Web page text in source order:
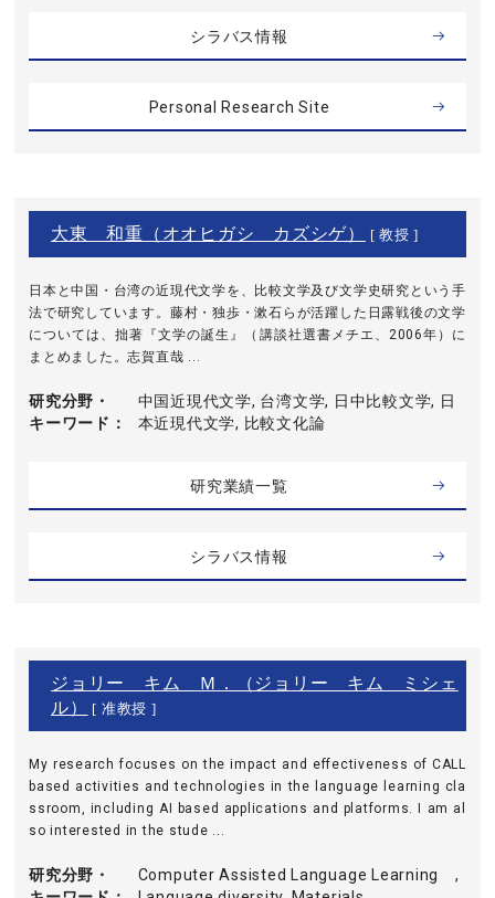
シラバス情報
Personal Research Site
大東 和重（オオヒガシ カズシゲ） [ 教授 ]
日本と中国・台湾の近現代文学を、比較文学及び文学史研究という手
法で研究しています。藤村・独歩・漱石らが活躍した日露戦後の文学
については、拙著『文学の誕生』（講談社選書メチエ、2006年）に
まとめました。志賀直哉 ...
研究分野・
キーワード
中国近現代文学, 台湾文学, 日中比較文学, 日
本近現代文学, 比較文化論
研究業績一覧
シラバス情報
ジョリー キム Ｍ．（ジョリー キム ミシェ
ル）
[ 准教授 ]
My research focuses on the impact and effectiveness of CALL
based activities and technologies in the language learning cla
ssroom, including AI based applications and platforms. I am al
so interested in the stude ...
研究分野・
Computer Assisted Language Learning ,